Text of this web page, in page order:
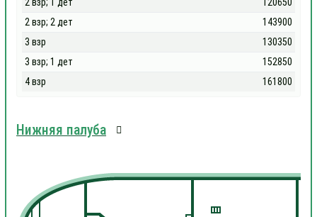
2 взр; 2 дет
143900
3 взр
130350
3 взр; 1 дет
152850
4 взр
161800
Нижняя палуба